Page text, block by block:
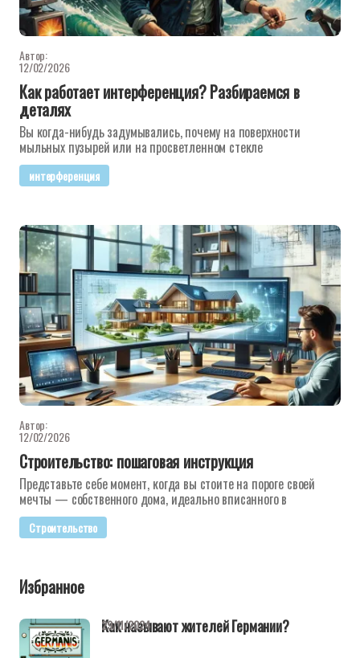
Автор:
12/02/2026
Как работает интерференция? Разбираемся в
деталях
Вы когда-нибудь задумывались, почему на поверхности
мыльных пузырей или на просветленном стекле
интерференция
Автор:
12/02/2026
Строительство: пошаговая инструкция
Представьте себе момент, когда вы стоите на пороге своей
мечты — собственного дома, идеально вписанного в
Строительство
Избранное
Как называют жителей Германии?
29/11/2024